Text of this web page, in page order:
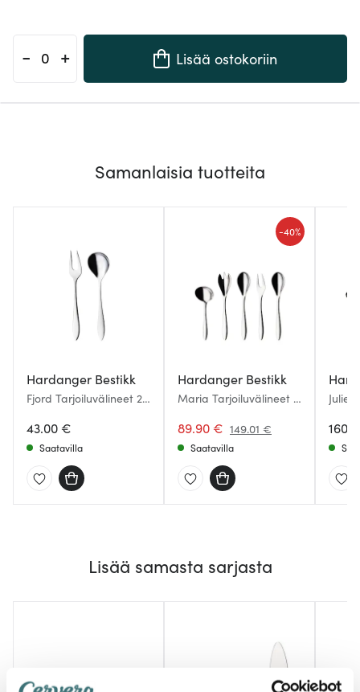
- + Lisää ostokoriin
Samanlaisia tuotteita
Hardanger Bestikk
Fjord Tarjoiluvälineet 2
43.00 €
Saatavilla
Hardanger Bestikk
Maria Tarjoiluvälineet 5
89.90 € 149.01 €
-40%
Saatavilla
Julie
Lisää samasta sarjasta